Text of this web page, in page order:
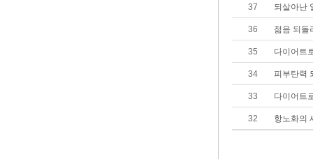
37 되살아난
36 젊음 되돌
35 다이어트
34 피부탄력
33 다이어트
32 항노화의